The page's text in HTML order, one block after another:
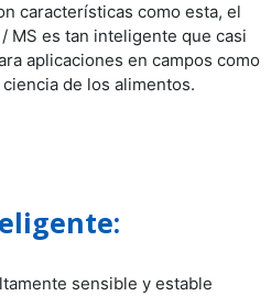
características como esta, el
MS es tan inteligente que casi
aplicaciones en campos como
de los alimentos.
sensible y estable